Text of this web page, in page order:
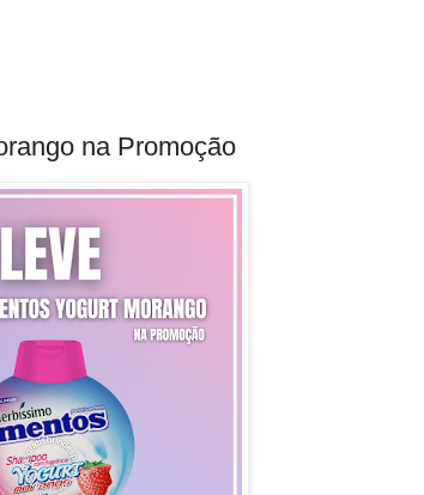
na Promoção